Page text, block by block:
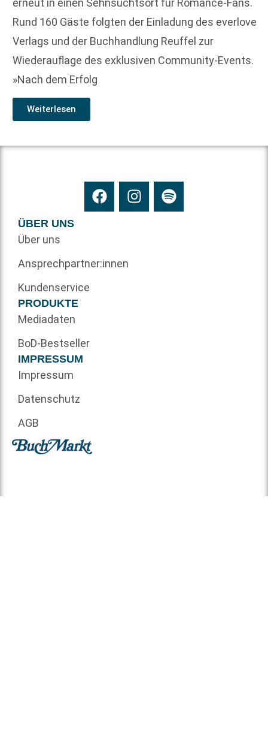
Rund 160 Gäste folgten der Einladung des everlove
Verlags und der Buchhandlung Reuffel zur
Wiederauflage des exklusiven Community-Events.
»Nach dem Erfolg
Weiterlesen
ÜBER UNS
Über uns
Ansprechpartner:innen
Kundenservice
PRODUKTE
Mediadaten
BoD-Bestseller
IMPRESSUM
Impressum
Datenschutz
AGB